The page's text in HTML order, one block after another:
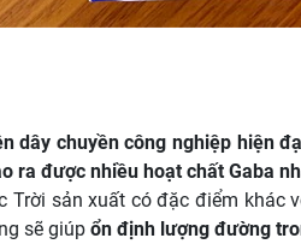
dây chuyền công nghiệp hiện
ra được nhiều hoạt chất Gaba
Trời sản xuất có đặc điểm khác
sẽ giúp ổn định lượng đường